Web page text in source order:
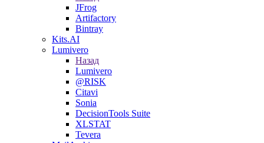
JFrog
Artifactory
Bintray
Kits.AI
Lumivero
Назад
Lumivero
@RISK
Citavi
Sonia
DecisionTools Suite
XLSTAT
Tevera